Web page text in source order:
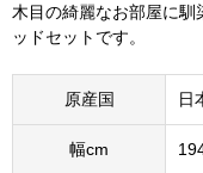
木目の綺麗なお部屋に
ッドセットです。
原産国 日
幅cm